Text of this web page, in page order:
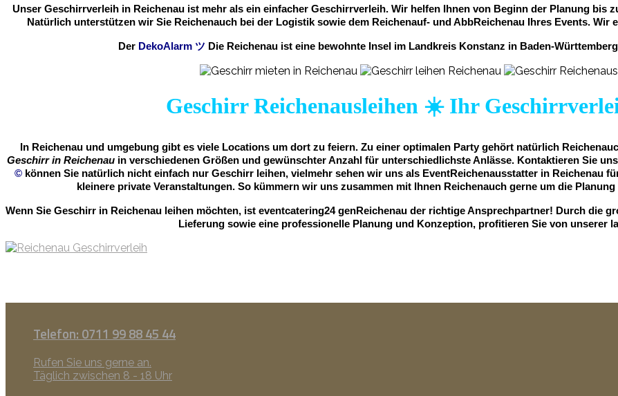
Unser Geschirrverleih in Reichenau ist mehr als ein einfacher Geschirrverleih. Wir helfen Ihnen von Beginn der Planung bis
Natürlich unterstützen wir Sie Reichenauch bei der Logistik sowie dem Reichenauf- und AbbReichenau Ihres Events.
Der DekoAlarm ツ Die Reichenau ist eine bewohnte Insel im Landkreis Konstanz in Baden-
Geschirr Reichenausleihen ☀️ Ihr
In Reichenau und umgebung gibt es viele Locations um dort zu feiern. Zu einer optimalen Party gehört natürlich
Geschirr in Reichenauin verschiedenen Größen und gewünschter Anzahl für unterschiedlichste Anlässe. Kontaktieren Sie
© können Sie natürlich nicht einfach nur Geschirr leihen, vielmehr sehen wir uns als EventReichenausstatter in Reichenau
kleinere private Veranstaltungen. So kümmern wir uns zusammen mit Ihnen Reichenauch gerne um die
Wenn Sie Geschirr in Reichenau leihen möchten, ist eventcatering24 genReichenau der richtige Ansprechpartner! Durch die
Lieferung sowie eine professionelle Planung und Konzeption, profitieren Sie von unserer
Telefon: 0711 99 88 45 44
Rufen Sie uns gerne an.
Täglich zwischen 8 - 18 Uhr